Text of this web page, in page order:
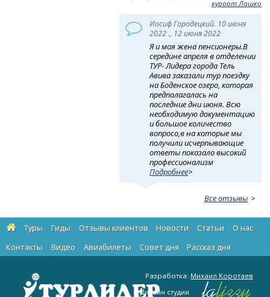
курорт Лашко
Иосиф Городецкий. 10 июня
2022 ., 12 июня 2022
Я и моя жена пенсионеры.В
середине апреля в отделении
ТУР- Лидера города Тель
Авива заказали тур поездку
на Боденское озеро, которая
предполагалась на
последние дни июня. Всю
необходимую документацию
и большое количество
вопросо,в на которые мы
получили исчерпывающие
ответы показало высокий
профессионализм
Подробнее>
Все отзывы
Туры Гиды Отзывы клиентов Новости Статьи
О нас
Контакты
Видео Авиабилеты Cовет дня Рассказ дня
Разработка: Михаил Коротаев
Дизайн студии